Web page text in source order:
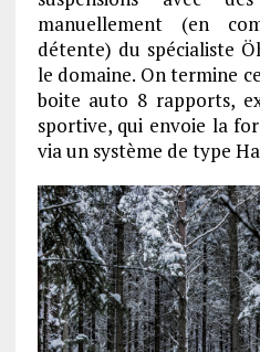
manuellement (en
détente) du spécialiste
le domaine. On termine
boite auto 8 rapports,
sportive, qui envoie la
via un système de type